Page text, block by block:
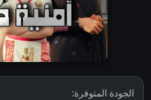
الجودة المتوفرة: